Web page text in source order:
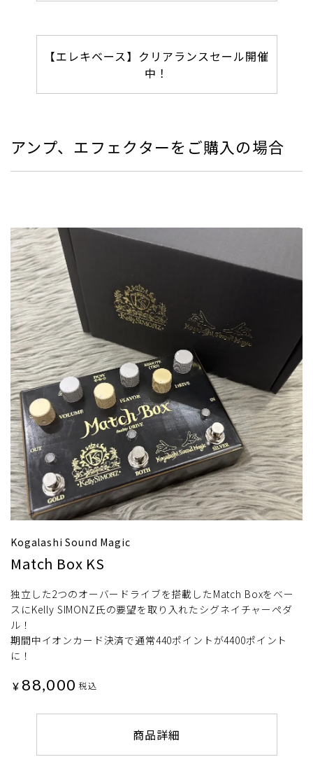
【エレキベース】クリアランスセール開催
中！
アンプ、エフェクターをご購入の場合
Kogalashi Sound Magic
Match Box KS
独立した2つのオーバードライブを搭載したMatch Boxをベー
スにKelly SIMONZ氏の要望を取り入れたシグネイチャーペダ
ル！
期間中イオンカード決済で通常440ポイントが4400ポイント
に！
¥ 88,000 税込
商品詳細